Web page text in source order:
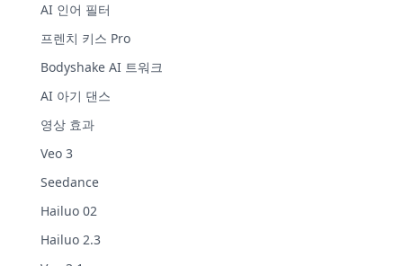
AI 인어 필터
프렌치 키스 Pro
Bodyshake AI 트워크
AI 아기 댄스
영상 효과
Veo 3
Seedance
Hailuo 02
Hailuo 2.3